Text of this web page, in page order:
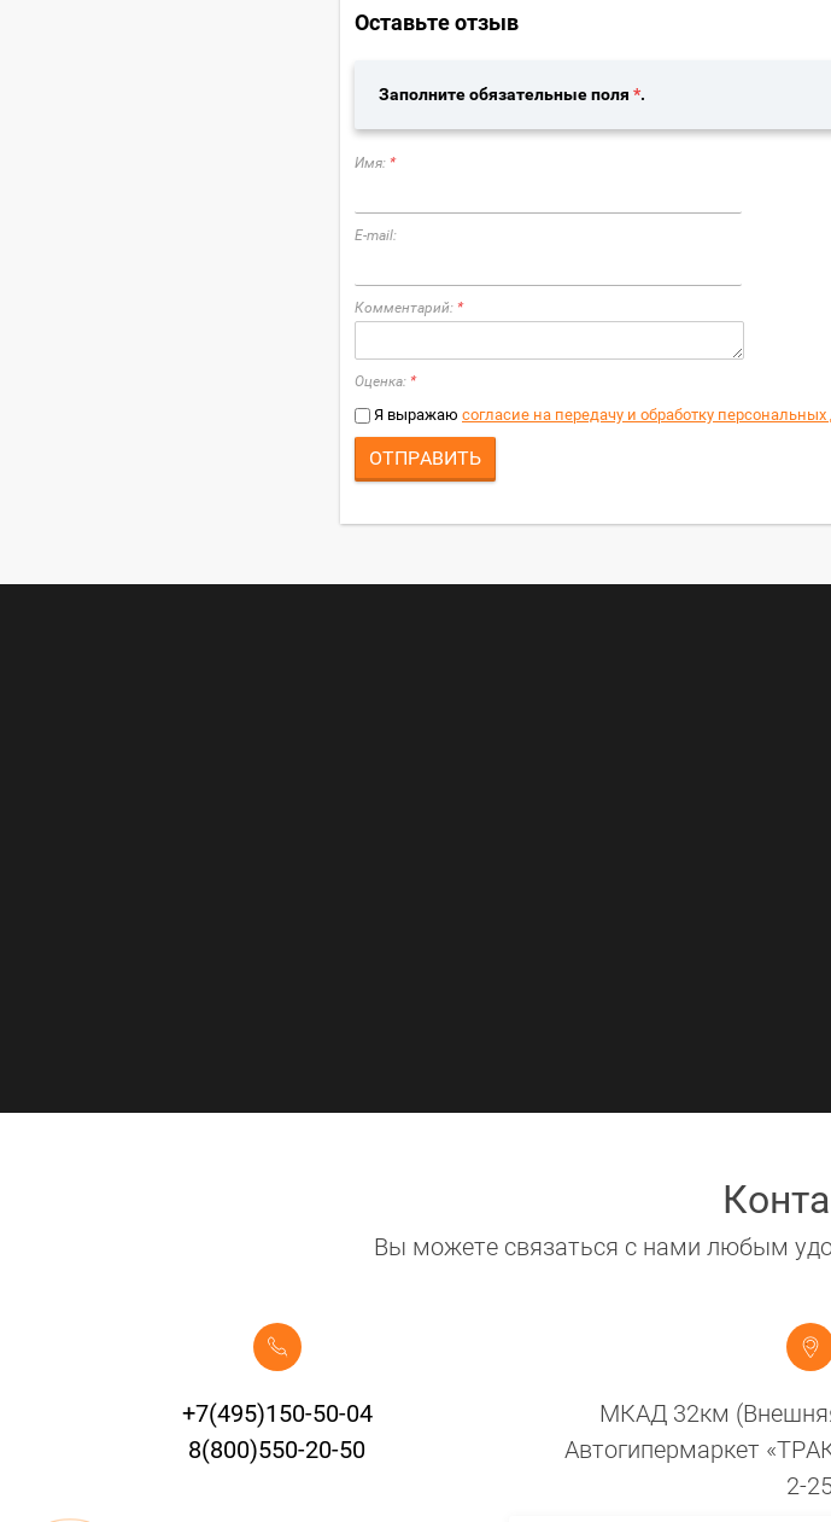
Оставьте отзыв
Заполните обязательные поля *.
Имя: *
E-mail:
Комментарий: *
Оценка: *
Я выражаю согласие на передачу и обработку
Вы можете связаться с нами любым
+7(495)150-50-04
8(800)550-20-50
МКАД 32км
Автогипермаркет
2-